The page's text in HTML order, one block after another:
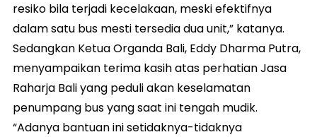
resiko bila terjadi kecelakaan, meski efektifnya
dalam satu bus mesti tersedia dua unit,” katanya.
Sedangkan Ketua Organda Bali, Eddy Dharma Putra,
menyampaikan terima kasih atas perhatian Jasa
Raharja Bali yang peduli akan keselamatan
penumpang bus yang saat ini tengah mudik.
“Adanya bantuan ini setidaknya-tidaknya